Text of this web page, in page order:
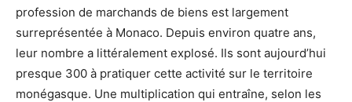
profession de marchands de biens est largement
surreprésentée à Monaco. Depuis environ quatre ans,
leur nombre a littéralement explosé. Ils sont aujourd’hui
presque 300 à pratiquer cette activité sur le territoire
monégasque. Une multiplication qui entraîne, selon les